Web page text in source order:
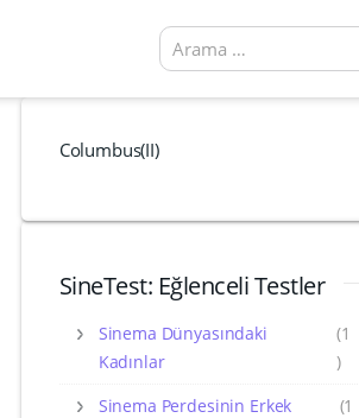
Arama sonuçları:
Columbus(II)
SineTest: Eğlenceli Testler
Sinema Dünyasındaki
Kadınlar
(1
)
Sinema Perdesinin Erkek
(1